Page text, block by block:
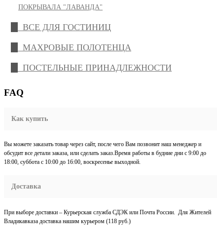
ПОКРЫВАЛА "ЛАВАНДА"
ВСЕ ДЛЯ ГОСТИНИЦ
МАХРОВЫЕ ПОЛОТЕНЦА
ПОСТЕЛЬНЫЕ ПРИНАДЛЕЖНОСТИ
FAQ
Как купить
Вы можете заказать товар через сайт, после чего Вам позвонит наш менеджер и
обсудит все детали заказа, или сделать заказ.Время работы в будние дни с 9:00 до
18:00, суббота с 10:00 до 16:00, воскресенье выходной.
Доставка
При выборе доставки – Курьерская служба СДЭК или Почта России. Для Жителей
Владикавказа доставка нашим курьером (118 руб.)